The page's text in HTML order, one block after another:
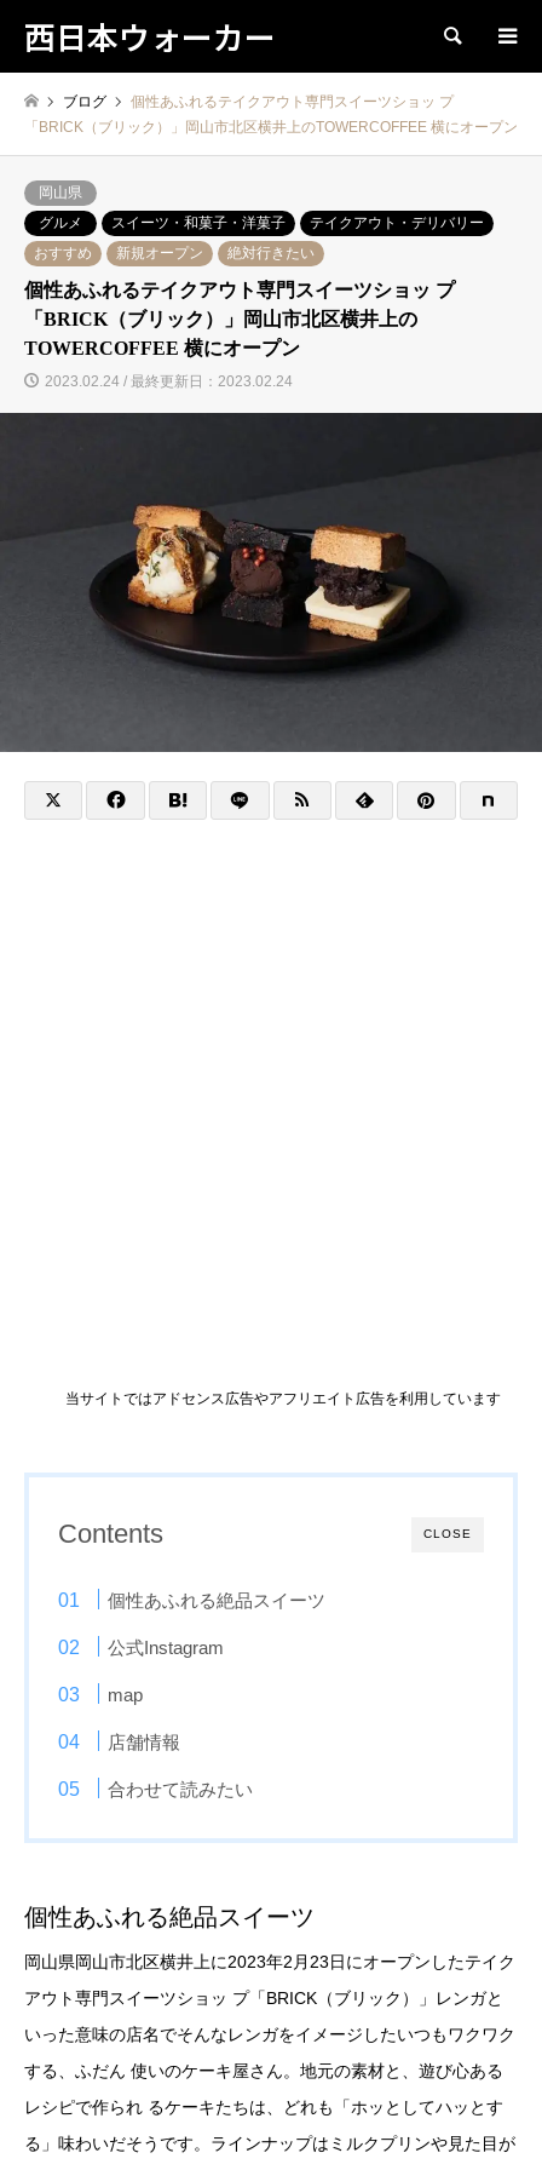
西日本ウォーカー 検索
ブログ
個性あふれるテイクアウト専門スイーツショッ プ
「BRICK（ブリック）」岡山市北区横井上のTOWERCOFFEE 横にオープン
岡山県
グルメ
スイーツ・和菓子・洋菓子
テイクアウト・デリバリー
おすすめ
新規オープン 絶対行きたい
個性あふれるテイクアウト専門スイーツショッ プ
「BRICK（ブリック）」岡山市北区横井上の
TOWERCOFFEE 横にオープン
2023.02.24 / 最終更新日：2023.02.24
当サイトではアドセンス広告やアフリエイト広告を利用しています
CLOSE
Contents
個性あふれる絶品スイーツ
公式Instagram
map
店舗情報
合わせて読みたい
個性あふれる絶品スイーツ
岡山県岡山市北区横井上に2023年2月23日にオープンしたテイク
アウト専門スイーツショッ プ「BRICK（ブリック）」レンガと
いった意味の店名でそんなレンガをイメージしたいつもワクワク
する、ふだん 使いのケーキ屋さん。地元の素材と、遊び心ある
レシピで作られ るケーキたちは、どれも「ホッとしてハッとす
る」味わいだそうです。ラインナップはミルクプリンや見た目が